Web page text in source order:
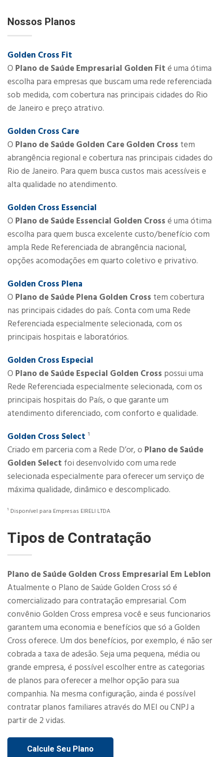
Nossos Planos
Golden Cross Fit
O Plano de Saúde Empresarial Golden Fit é uma ótima
escolha para empresas que buscam uma rede referenciada
sob medida, com cobertura nas principais cidades do Rio
de Janeiro e preço atrativo.
Golden Cross Care
O Plano de Saúde Golden Care Golden Cross ​ tem
abrangência ​regional e cobertura nas principais cidades do
Rio de Janeiro. Para quem busca custos mais acessíveis e
alta qualidade no atendimento.​
Golden Cross Essencial
O Plano de Saúde Essencial Golden Cross é uma ótima
escolha para quem busca excelente custo/benefício com
ampla Rede Referenciada de abrangência nacional,
opções acomodações em quarto coletivo e privativo.
Golden Cross Plena
O Plano de Saúde Plena Golden Cross ​ tem cobertura
nas principais cidades do país. Conta com uma Rede
Referenciada especialmente selecionada, com os
principais hospitais e laboratórios.
​​Golden Cross Especial
O Plano de Saúde Especial Golden Cross possui uma
Rede Referenciada especialmente selecionada, com os
principais hospitais do País, o que garante um
atendimento diferenciado, com conforto e qualidade.
​​Golden Cross Select ¹
Criado em parceria com a Rede D’or, o Plano de Saúde
Golden Select foi desenvolvido com uma rede
selecionada especialmente para oferecer um serviço de
máxima qualidade, dinâmico e descomplicado.
¹ Disponível para Empresas EIRELI LTDA
Tipos de Contratação
Plano de Saúde Golden Cross Empresarial Em Leblon
Atualmente o Plano de Saúde Golden Cross só é
comercializado para contratação empresarial. Com
convênio Golden Cross empresa você e seus funcionarios
garantem uma economia e benefícios que só a Golden
Cross oferece. Um dos benefícios, por exemplo, é não ser
cobrada a taxa de adesão. Seja uma pequena, média ou
grande empresa, é possível escolher entre as categorias
de planos para oferecer a melhor opção para sua
companhia. Na mesma configuração, ainda é possível
contratar planos familiares através do MEI ou CNPJ a
partir de 2 vidas.​
Calcule Seu Plano